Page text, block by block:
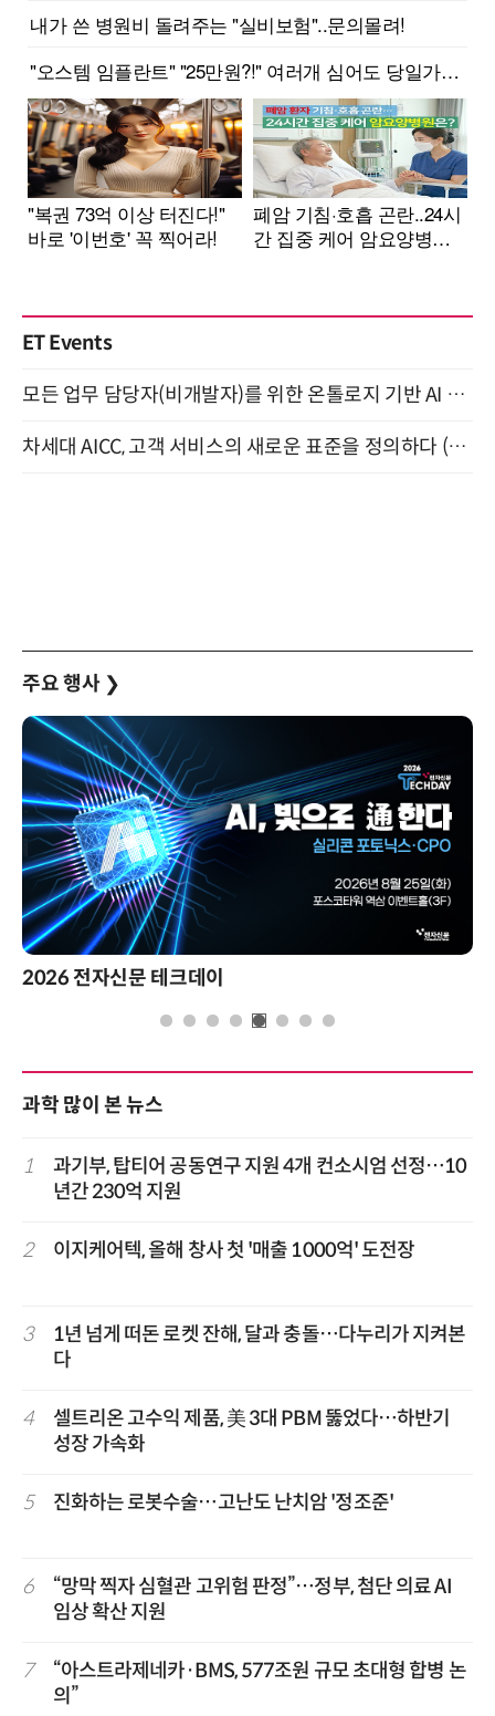
ET Events
모든 업무 담당자(비개발자)를 위한 온톨로지 기반 AI 지식체계 설계 1-day 워크숍 8월 20일 개최
차세대 AICC, 고객 서비스의 새로운 표준을 정의하다 (9/9)
주요 행사 ❯
2026 전자신문 테크데이
과학 많이 본 뉴스
1
과기부, 탑티어 공동연구 지원 4개 컨소시엄 선정…10
년간 230억 지원
2 이지케어텍, 올해 창사 첫 '매출 1000억' 도전장
3
1년 넘게 떠돈 로켓 잔해, 달과 충돌…다누리가 지켜본
다
4
셀트리온 고수익 제품, 美 3대 PBM 뚫었다…하반기
성장 가속화
5 진화하는 로봇수술…고난도 난치암 '정조준'
6
“망막 찍자 심혈관 고위험 판정”…정부, 첨단 의료 AI
임상 확산 지원
7
“아스트라제네카·BMS, 577조원 규모 초대형 합병 논
의”